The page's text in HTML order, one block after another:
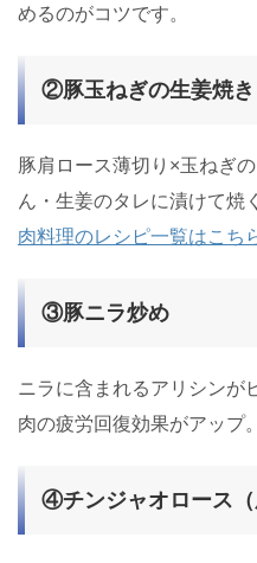
めるのがコツです。
②豚玉ねぎの生姜焼き
豚肩ロース薄切り×玉ねぎ
ん・生姜のタレに漬けて焼
肉料理のレシピ一覧はこち
③豚ニラ炒め
ニラに含まれるアリシンが
肉の疲労回復効果がアップ
④チンジャオロース（